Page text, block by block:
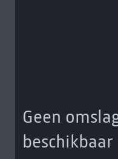
Geen
beschikbaar